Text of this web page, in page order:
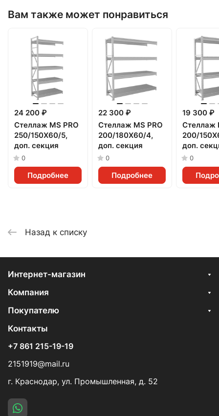
Вам также может понравиться
24 200 ₽
Стеллаж MS PRO
250/150X60/5,
доп. секция
0
Подробнее
22 300 ₽
Стеллаж MS PRO
200/180X60/4,
доп. секция
0
Подробнее
19 300 ₽
Стеллаж
200/
доп.
0
Назад к списку
Интернет-магазин
Компания
Покупателю
Контакты
+7 861 215-19-19
2151919@mail.ru
г. Краснодар, ул. Промышленная, д. 52